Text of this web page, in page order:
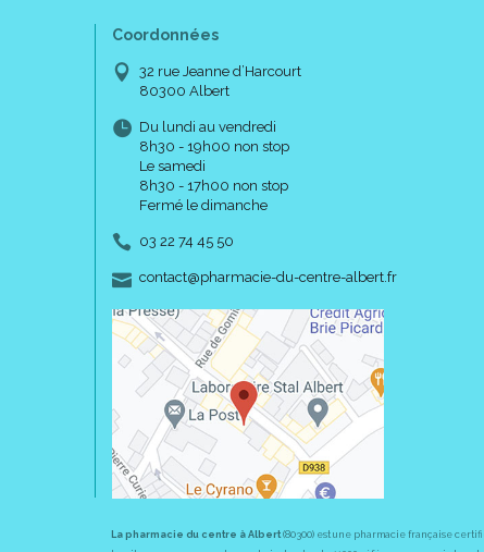
Coordonnées
32 rue Jeanne d’Harcourt
80300 Albert
Du lundi au vendredi
8h30 - 19h00 non stop
Le samedi
8h30 - 17h00 non stop
Fermé le dimanche
03 22 74 45 50
contact-
@-
pharmacie-du-centre-albert.fr
La pharmacie du centre à Albert(80300) est une pharmacie française